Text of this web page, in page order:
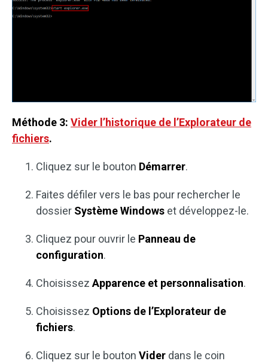
Méthode 3: Vider l’historique de l’Explorateur de
fichiers.
Cliquez sur le bouton Démarrer.
Faites défiler vers le bas pour rechercher le
dossier Système Windows et développez-le.
Cliquez pour ouvrir le Panneau de
configuration.
Choisissez Apparence et personnalisation.
Choisissez Options de l’Explorateur de
fichiers.
Cliquez sur le bouton Vider dans le coin